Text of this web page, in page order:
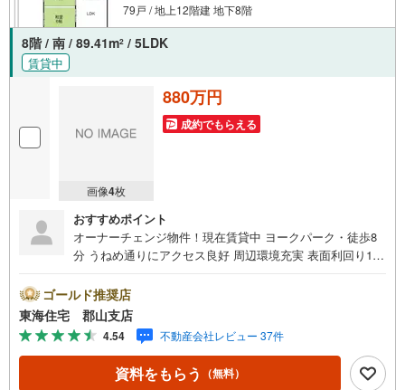
79戸 / 地上12階建 地下8階
8階 / 南 / 89.41m2 / 5LDK
賃貸中
画像4枚
880万円
成約でもらえる
おすすめポイント
オーナーチェンジ物件！現在賃貸中 ヨークパーク・徒歩8
分 うねめ通りにアクセス良好 周辺環境充実 表面利回り11.
さい
ゴールド推奨店
東海住宅 郡山支店
4.54 不動産会社レビュー 37件
資料をもらう （無料）